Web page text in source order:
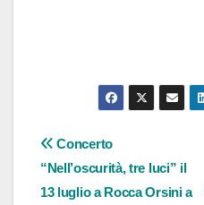
Navigazione
articoli
Concerto
“Nell’oscurità, tre luci” il
13 luglio a Rocca Orsini a